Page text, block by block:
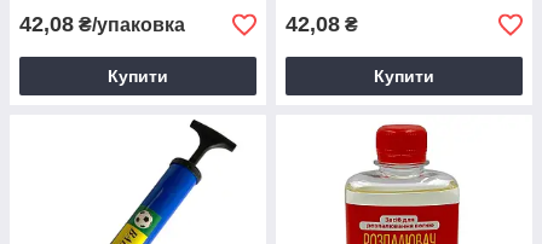
42,08 ₴/упаковка
Купити
42,08 ₴
Купити